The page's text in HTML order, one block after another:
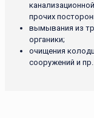
прочих
вымывания из
органики;
очищения
сооружений и пр.